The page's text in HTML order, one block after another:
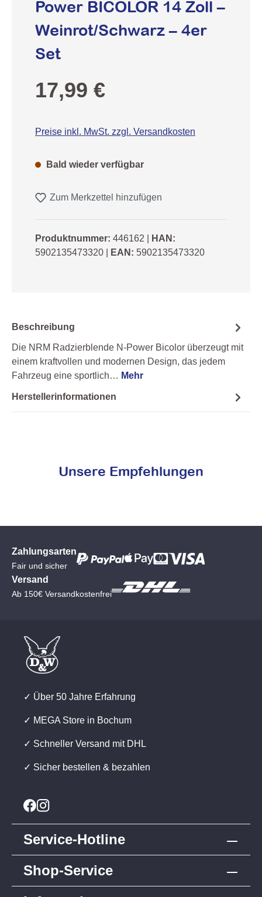
Power BICOLOR 14 Zoll –
Weinrot/Schwarz – 4er
Set
Regulärer Preis:
17,99 €
Preise inkl. MwSt. zzgl. Versandkosten
Bald wieder verfügbar
Zum Merkzettel hinzufügen
Produktnummer: 446162
HAN:
5902135473320
EAN: 5902135473320
Beschreibung
Die NRM Radzierblende N-Power Bicolor überzeugt mit
einem kraftvollen und modernen Design, das jedem
Fahrzeug eine sportlich… Mehr
Herstellerinformationen
Unsere Empfehlungen
Zahlungsarten
Fair und sicher
Versand
Ab 150€ Versandkostenfrei
✓ Über 50 Jahre Erfahrung
✓ MEGA Store in Bochum
✓ Schneller Versand mit DHL
✓ Sicher bestellen & bezahlen
Service-Hotline
Shop-Service